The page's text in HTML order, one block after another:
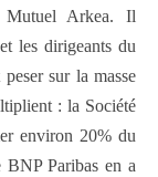
Mutuel Arkea. Il
les dirigeants du
sur la masse
: la Société
environ 20% du
BNP Paribas en a